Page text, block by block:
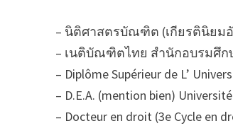
– นิติศาสตรบัณฑิต (เกียรตินิยมอั
– เนติบัณฑิตไทย สำนักอบรมศึก
– Diplôme Supérieur de L’
– D.E.A. (mention bien)
– Docteur en droit (3e Cycle en